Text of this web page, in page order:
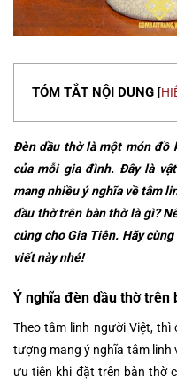
TÓM TẮT NỘI DUNG [
Đèn dầu thờ là một món đồ
của mỗi gia đình. Đây là
mang nhiều ý nghĩa về tâm
dầu thờ trên bàn thờ là gì?
cúng cho Gia Tiên. Hãy cùng
viết này nhé!
Ý nghĩa đèn dầu thờ trên
Theo tâm linh người Việt,
tượng mang ý nghĩa tâm linh
ưu tiên khi đặt trên bàn thờ